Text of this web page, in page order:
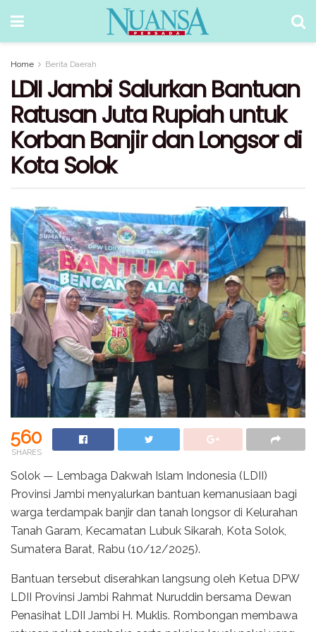
Home Berita Daerah
LDII Jambi Salurkan Bantuan
Ratusan Juta Rupiah untuk
Korban Banjir dan Longsor di
Kota Solok
560
SHARES
Solok — Lembaga Dakwah Islam Indonesia (LDII)
Provinsi Jambi menyalurkan bantuan kemanusiaan bagi
warga terdampak banjir dan tanah longsor di Kelurahan
Tanah Garam, Kecamatan Lubuk Sikarah, Kota Solok,
Sumatera Barat, Rabu (10/12/2025).
Bantuan tersebut diserahkan langsung oleh Ketua DPW
LDII Provinsi Jambi Rahmat Nuruddin bersama Dewan
Penasihat LDII Jambi H. Muklis. Rombongan membawa